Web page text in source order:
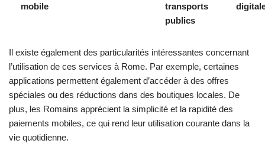
mobile
transports
publics
Il existe également des particularités intéressantes concernant
l’utilisation de ces services à Rome. Par exemple, certaines
applications permettent également d’accéder à des offres
spéciales ou des réductions dans des boutiques locales. De
plus, les Romains apprécient la simplicité et la rapidité des
paiements mobiles, ce qui rend leur utilisation courante dans la
vie quotidienne.